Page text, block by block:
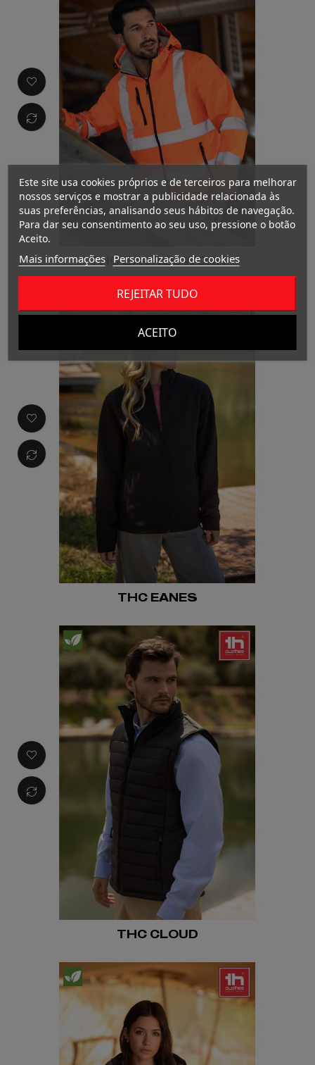
THC ZAGREB WORK
THC EANES
THC CLOUD
Este site usa cookies próprios e de terceiros para melhorar
nossos serviços e mostrar a publicidade relacionada às
suas preferências, analisando seus hábitos de navegação.
Para dar seu consentimento ao seu uso, pressione o botão
Aceito.
Mais informações Personalização de cookies
REJEITAR TUDO
ACEITO